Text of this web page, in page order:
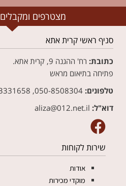
מצטרפים ומקבלים 5% הנחה
סניף ראשי קרית אתא
כתובת: רח' ההגנה 9, קרית אתא.
פתיחה בתיאום מראש
טלפונים:
דוא"ל:
שירות לקוחות
אודות
מוקדי מכירות